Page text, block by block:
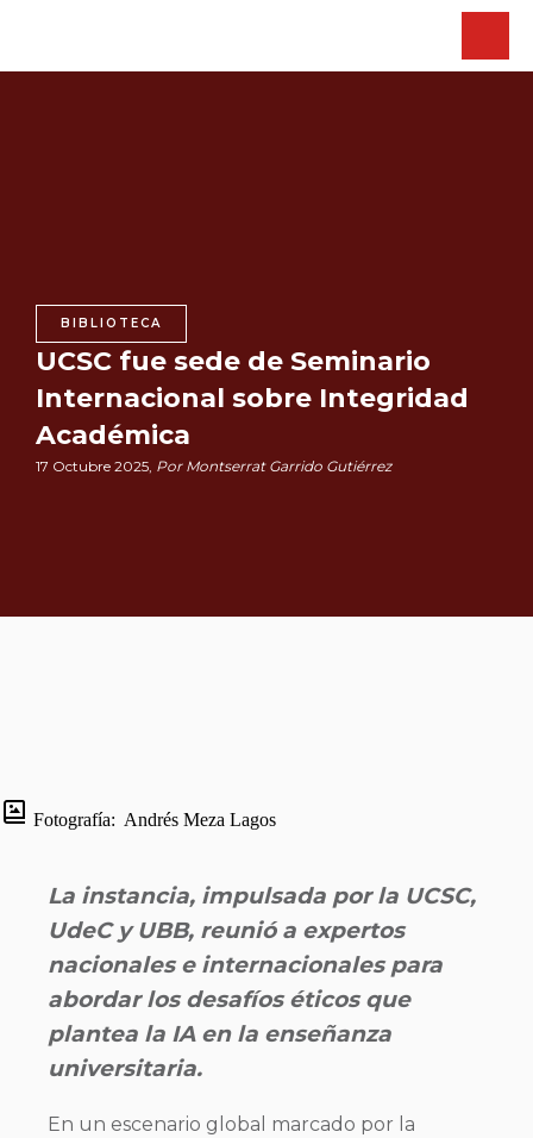
BIBLIOTECA
UCSC fue sede de Seminario
Internacional sobre Integridad
Académica
17 Octubre 2025, Por Montserrat Garrido Gutiérrez
Fotografía: Andrés Meza Lagos
La instancia, impulsada por la UCSC,
UdeC y UBB, reunió a expertos
nacionales e internacionales para
abordar los desafíos éticos que
plantea la IA en la enseñanza
universitaria.
En un escenario global marcado por la